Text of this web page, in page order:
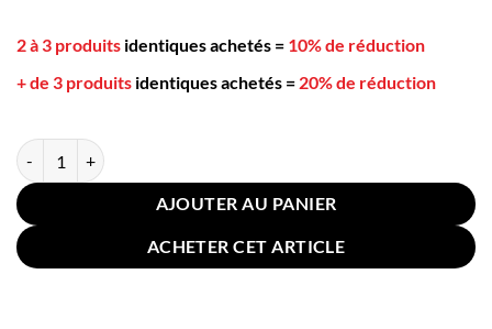
2 à 3 produits identiques achetés = 10% de réduction
+ de 3 produits identiques achetés = 20% de réduction
quantité de Coussin de Grossesse U 70x130cm Rose Poudré Bleu
AJOUTER AU PANIER
ACHETER CET ARTICLE